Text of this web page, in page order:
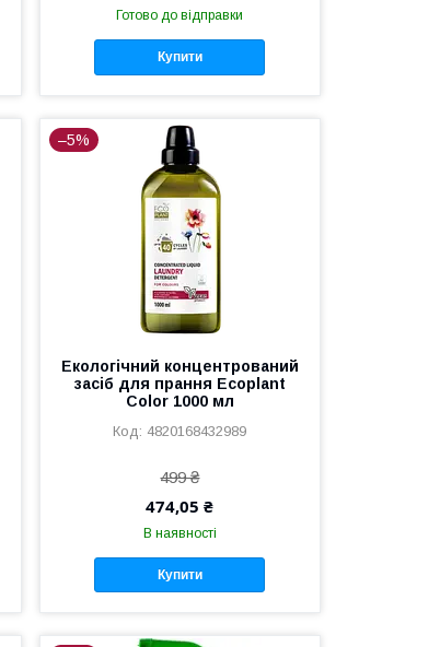
Готово до відправки
Купити
–5%
Екологічний концентрований
засіб для прання Ecoplant
Color 1000 мл
4820168432989
499 ₴
474,05 ₴
В наявності
Купити